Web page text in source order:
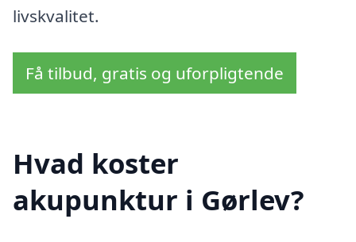
livskvalitet.
Få tilbud, gratis og uforpligtende
Hvad koster
akupunktur i Gørlev?